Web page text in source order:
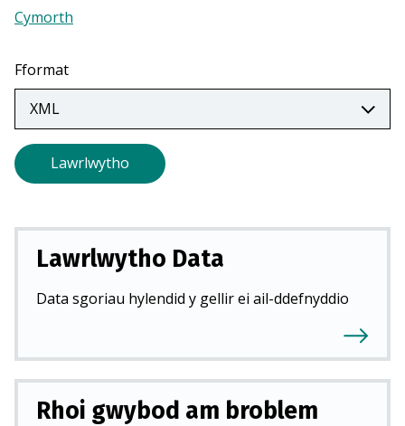
b
d
Cymorth
tab
Fformat
Lawrlwytho
Lawrlwytho Data
Data sgoriau hylendid y gellir ei ail-ddefnyddio
Rhoi gwybod am broblem